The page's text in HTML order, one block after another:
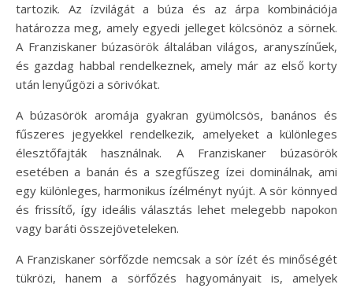
tartozik. Az ízvilágát a búza és az árpa kombinációja
határozza meg, amely egyedi jelleget kölcsönöz a sörnek.
A Franziskaner búzasörök általában világos, aranyszínűek,
és gazdag habbal rendelkeznek, amely már az első korty
után lenyűgözi a sörivókat.
A búzasörök aromája gyakran gyümölcsös, banános és
fűszeres jegyekkel rendelkezik, amelyeket a különleges
élesztőfajták használnak. A Franziskaner búzasörök
esetében a banán és a szegfűszeg ízei dominálnak, ami
egy különleges, harmonikus ízélményt nyújt. A sör könnyed
és frissítő, így ideális választás lehet melegebb napokon
vagy baráti összejöveteleken.
A Franziskaner sörfőzde nemcsak a sör ízét és minőségét
tükrözi, hanem a sörfőzés hagyományait is, amelyek